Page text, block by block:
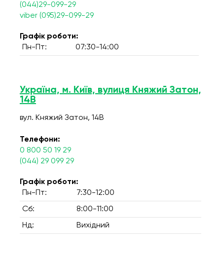
(044)29-099-29
viber (095)29-099-29
Графік роботи:
Пн-Пт:
07:30-14:00
Україна, м. Київ, вулиця Княжий Затон,
14В
вул. Княжий Затон, 14В
Телефони:
0 800 50 19 29
(044) 29 099 29
Графік роботи:
Пн-Пт:
7:30-12:00
Сб: 8:00-11:00
Нд: Вихідний